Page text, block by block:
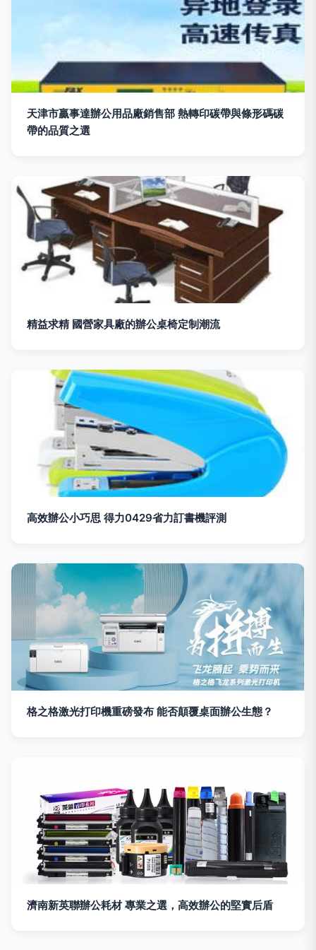
天津市贏事達辦公用品廠銷售部 熱轉印碳帶與條形碼碳
帶的品質之選
精益求精 國營家具廠的辦公桌椅定制潮流
高效辦公小巧思 得力0429省力訂書機評測
格之格激光打印機重磅發布 能否顛覆桌面辦公生態？
濟南新英聯辦公耗材 專業之選，高效辦公的堅實后盾